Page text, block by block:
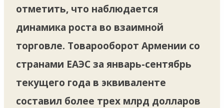
отметить, что наблюдается
динамика роста во взаимной
торговле. Товарооборот Армении со
странами ЕАЭС за январь-сентябрь
текущего года в эквиваленте
составил более трех млрд долларов